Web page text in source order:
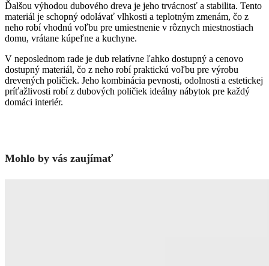
Ďalšou výhodou dubového dreva je jeho trvácnosť a stabilita. Tento
materiál je schopný odolávať vlhkosti a teplotným zmenám, čo z
neho robí vhodnú voľbu pre umiestnenie v rôznych miestnostiach
domu, vrátane kúpeľne a kuchyne.
V neposlednom rade je dub relatívne ľahko dostupný a cenovo
dostupný materiál, čo z neho robí praktickú voľbu pre výrobu
drevených poličiek. Jeho kombinácia pevnosti, odolnosti a estetickej
príťažlivosti robí z dubových poličiek ideálny nábytok pre každý
domáci interiér.
Mohlo by vás zaujímať